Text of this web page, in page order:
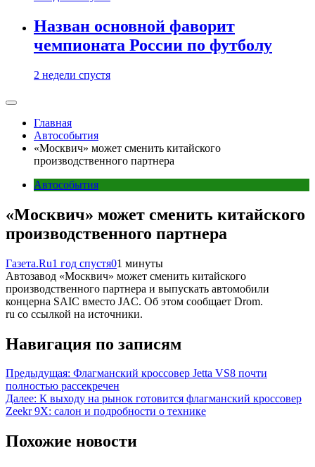
Назван основной фаворит
чемпионата России по футболу
2 недели спустя
Главная
Автособытия
«Москвич» может сменить китайского
производственного партнера
Автособытия
«Москвич» может сменить китайского
производственного партнера
Газета.Ru1 год спустя01 минуты
Автозавод «Москвич» может сменить китайского
производственного партнера и выпускать автомобили
концерна SAIC вместо JAC. Об этом сообщает Drom.
ru со ссылкой на источники.
Навигация по записям
Предыдущая: Флагманский кроссовер Jetta VS8 почти
полностью рассекречен
Далее: К выходу на рынок готовится флагманский кроссовер
Zeekr 9X: салон и подробности о технике
Похожие новости